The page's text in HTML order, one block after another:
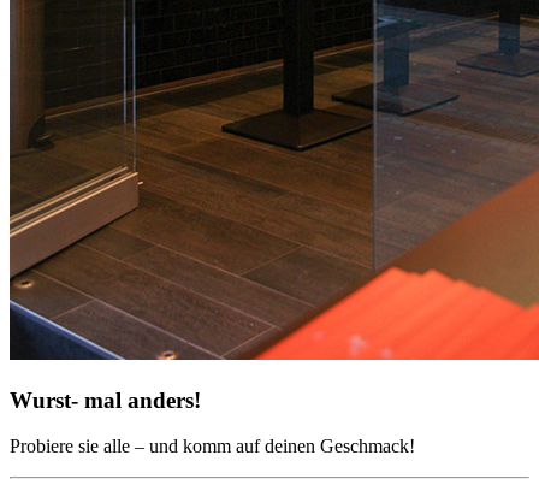
Wurst- mal anders!
Probiere sie alle – und komm auf deinen Geschmack!